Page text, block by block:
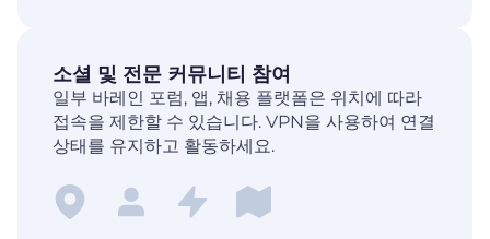
소셜 및 전문 커뮤니티 참여
일부 바레인 포럼, 앱, 채용 플랫폼은 위치에 따라
접속을 제한할 수 있습니다. VPN을 사용하여 연결
상태를 유지하고 활동하세요.